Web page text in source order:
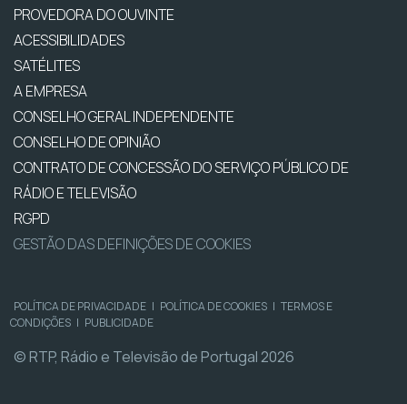
PROVEDORA DO OUVINTE
ACESSIBILIDADES
SATÉLITES
A EMPRESA
CONSELHO GERAL INDEPENDENTE
CONSELHO DE OPINIÃO
CONTRATO DE CONCESSÃO DO SERVIÇO PÚBLICO DE
RÁDIO E TELEVISÃO
RGPD
GESTÃO DAS DEFINIÇÕES DE COOKIES
POLÍTICA DE PRIVACIDADE | POLÍTICA DE COOKIES | TERMOS E
CONDIÇÕES | PUBLICIDADE
© RTP, Rádio e Televisão de Portugal 2026